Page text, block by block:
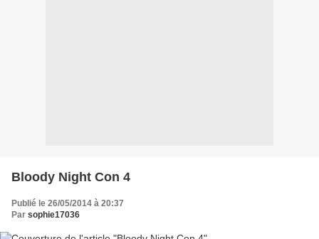
Bloody Night Con 4
Publié le 26/05/2014 à 20:37
Par sophie17036